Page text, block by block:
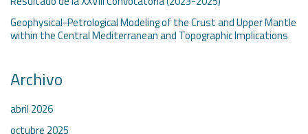
Geophysical-Petrological Modeling of the Crust and Upper Mantle
within the Central Mediterranean and Topographic Implications
Archivo
abril 2026
octubre 2025